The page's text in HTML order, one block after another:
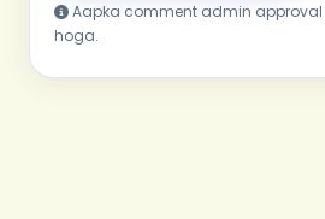
Aapka comment admin approval
hoga.